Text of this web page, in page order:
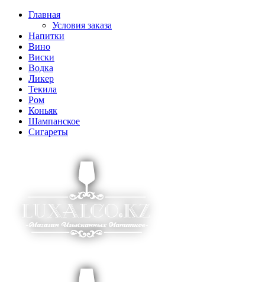
Главная
Условия заказа
Напитки
Вино
Виски
Водка
Ликер
Текила
Ром
Коньяк
Шампанское
Сигареты